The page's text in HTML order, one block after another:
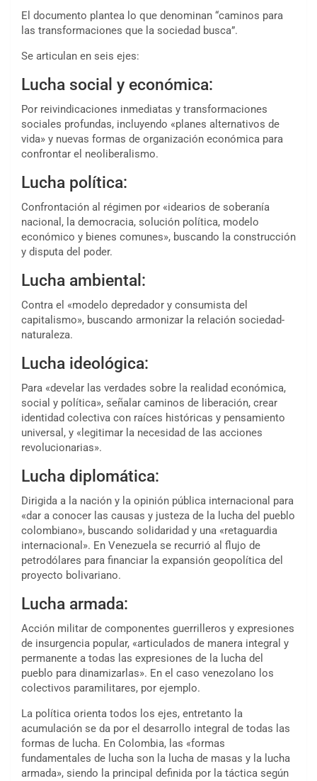
El documento plantea lo que denominan “caminos para
las transformaciones que la sociedad busca”.
Se articulan en seis ejes:
Lucha social y económica:
Por reivindicaciones inmediatas y transformaciones
sociales profundas, incluyendo «planes alternativos de
vida» y nuevas formas de organización económica para
confrontar el neoliberalismo.
Lucha política:
Confrontación al régimen por «idearios de soberanía
nacional, la democracia, solución política, modelo
económico y bienes comunes», buscando la construcción
y disputa del poder.
Lucha ambiental:
Contra el «modelo depredador y consumista del
capitalismo», buscando armonizar la relación sociedad-
naturaleza.
Lucha ideológica:
Para «develar las verdades sobre la realidad económica,
social y política», señalar caminos de liberación, crear
identidad colectiva con raíces históricas y pensamiento
universal, y «legitimar la necesidad de las acciones
revolucionarias».
Lucha diplomática:
Dirigida a la nación y la opinión pública internacional para
«dar a conocer las causas y justeza de la lucha del pueblo
colombiano», buscando solidaridad y una «retaguardia
internacional». En Venezuela se recurrió al flujo de
petrodólares para financiar la expansión geopolítica del
proyecto bolivariano.
Lucha armada:
Acción militar de componentes guerrilleros y expresiones
de insurgencia popular, «articulados de manera integral y
permanente a todas las expresiones de la lucha del
pueblo para dinamizarlas». En el caso venezolano los
colectivos paramilitares, por ejemplo.
La política orienta todos los ejes, entretanto la
acumulación se da por el desarrollo integral de todas las
formas de lucha. En Colombia, las «formas
fundamentales de lucha son la lucha de masas y la lucha
armada», siendo la principal definida por la táctica según